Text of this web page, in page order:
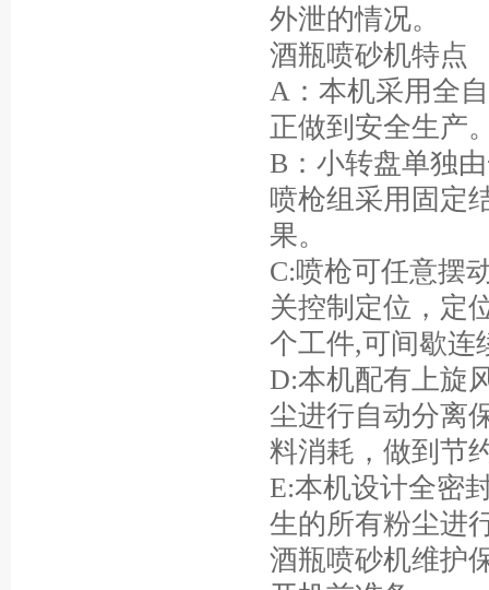
外泄的情况。
酒瓶喷砂机特点
A：本机采用全
正做到安全生产
B：小转盘单独
喷枪组采用固定
果。
C:喷枪可任意摆
关控制定位，定
个工件,可间歇连
D:本机配有上旋
尘进行自动分离
料消耗，做到节
E:本机设计全密
生的所有粉尘进
酒瓶喷砂机维护